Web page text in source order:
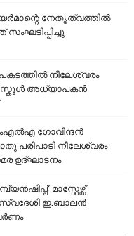
നേതൃത്വത്തിൽ
നീലേശ്വരം
സ്കൂൾ അധ്യാപകൻ
ഗോവിന്ദൻ
പരിപാടി നീലേശ്വരം
ഉദ്ഘാടനം
മാസ്റ്റേഴ്സ്
സ്വദേശി ഇ.ബാലൻ